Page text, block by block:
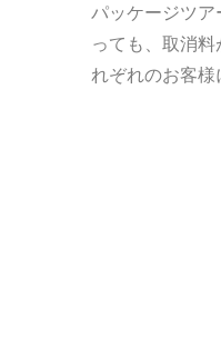
パッケージツ
っても、取消
れぞれのお客様